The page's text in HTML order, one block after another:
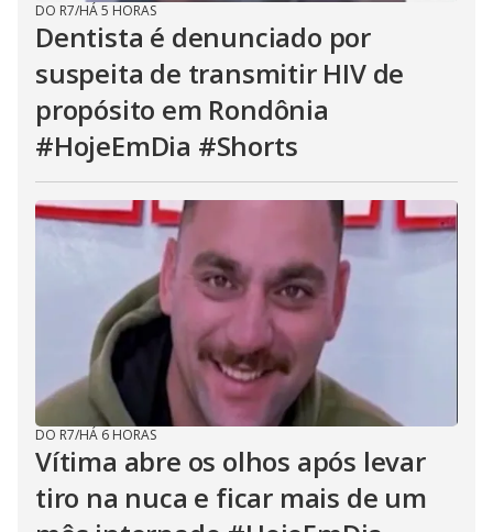
DO R7/HÁ 5 HORAS
Dentista é denunciado por
suspeita de transmitir HIV de
propósito em Rondônia
#HojeEmDia #Shorts
DO R7/HÁ 6 HORAS
Vítima abre os olhos após levar
tiro na nuca e ficar mais de um